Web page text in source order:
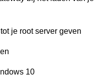
je root server geven
10